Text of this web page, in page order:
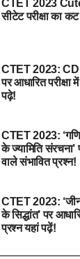
CTET 2023
सीटेट परीक्षा का
CTET 2023:
पर आधारित परीक्षा
पढ़े!
CTET 2023:
के ज्यामिति संरचना’
वाले संभावित प्रश्न!
CTET 2023:
के सिद्धांत’ पर
प्रश्न यहां पढ़ें!